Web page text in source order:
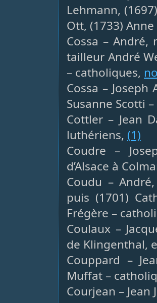
Lehmann,
Ott, (1733)
Cossa – André,
tailleur André
– catholiques,
Cossa –
Susanne Scotti
Cottler – Jean
luthériens, (1)
Coudre –
d’Alsace à
Coudu –
puis (1701)
Frégère –
Coulaux –
de Klingenthal,
Couppard –
Muffat –
Courjean –